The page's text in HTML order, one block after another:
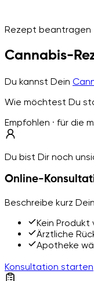
Rezept beantragen
Cannabis-
Du kannst Dein
Wie möchtest Du
Empfohlen · für die
Du bist Dir noch
Online-
Beschreibe kurz
Kein
Ärztliche
Apotheke
Konsultation starten